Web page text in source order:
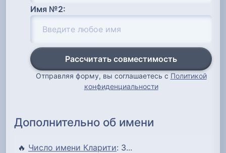
Имя №2:
Рассчитать совместимость
Отправляя форму, вы соглашаетесь с Политикой
конфиденциальности
Дополнительно об имени
🔥 Число имени Кларити: 3...